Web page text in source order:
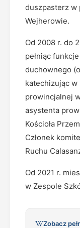
duszpasterz w
Wejherowie.
Od 2008 r. do
pełniąc
duchownego
katechizując w
prowincjalnej
asystenta
Kościoła
Członek
Ruchu
Od 2021 r.
w Zespole
Zobacz